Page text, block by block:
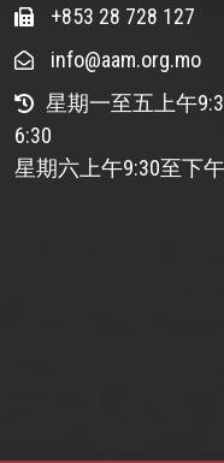
+853 28 728 127
info@aam.org.mo
星期一至五上午
6:30
星期六上午9:30至下